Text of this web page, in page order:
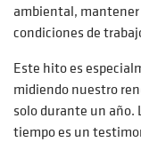
ambiental,
condiciones de
Este hito es
midiendo nuestro
solo durante un año.
tiempo es un